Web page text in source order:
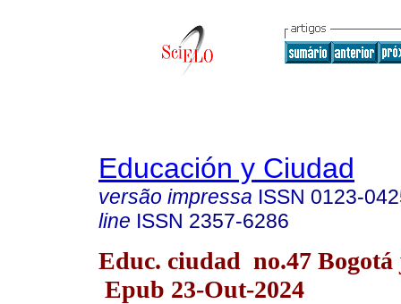
Educación y Ciudad
versão impressa ISSN 0123-
line ISSN 2357-6286
Educ. ciudad no.47 Bogotá
Epub 23-Out-2024